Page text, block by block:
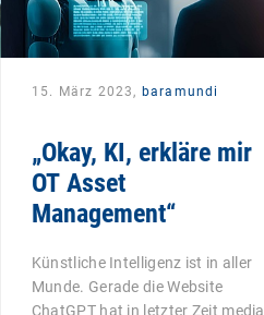
15. März 2023, baramundi
„Okay, KI, erkläre mir
OT Asset
Management“
Künstliche Intelligenz ist in aller
Munde. Gerade die Website
ChatGPT hat in letzter Zeit medial